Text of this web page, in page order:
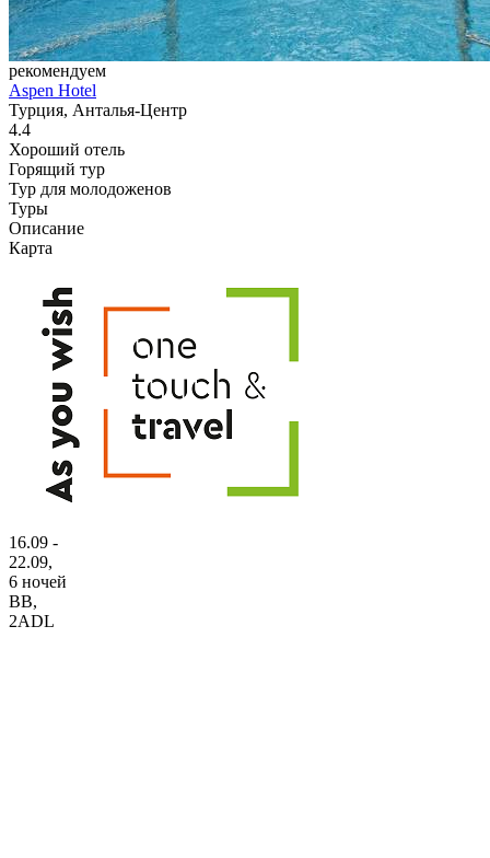
рекомендуем
Aspen Hotel
Турция, Анталья-Центр
4.4
Хороший отель
Горящий тур
Тур для молодоженов
Туры
Описание
Карта
16.09 -
22.09,
6 ночей
BB,
2ADL